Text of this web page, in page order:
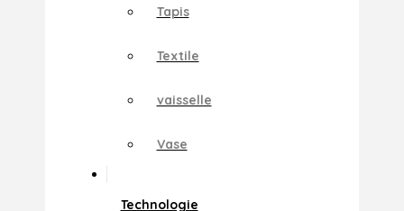
Tapis
Textile
vaisselle
Vase
Technologie